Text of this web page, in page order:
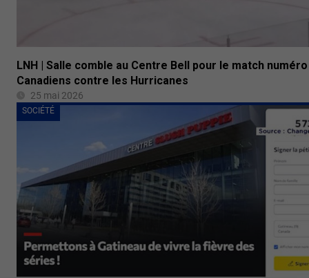
LNH | Salle comble au Centre Bell pour le match
Canadiens contre les Hurricanes
25 mai 2026
SOCIÉTÉ